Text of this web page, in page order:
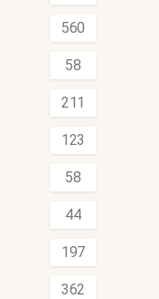
560
58
211
123
58
44
197
362